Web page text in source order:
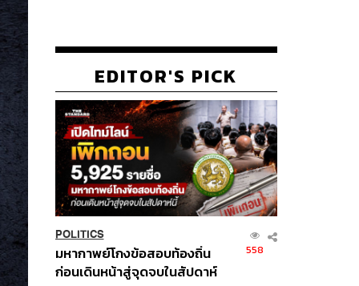
EDITOR'S PICK
POLITICS
มหากาพย์โกงข้อสอบท้องถิ่น
ก่อนเดินหน้าสู่จุดจบในสัปดาห์
558